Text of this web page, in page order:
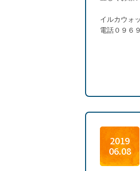
イルカウォ
電話０９６
2019
06.08